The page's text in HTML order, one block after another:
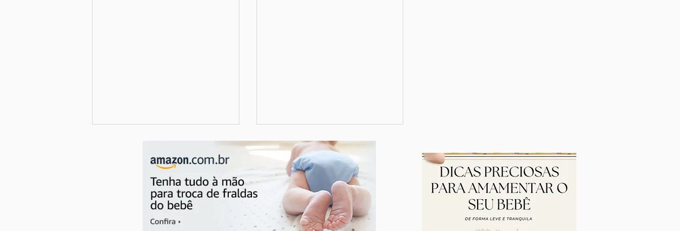
Como a alimentação na Seu mamilo rachou? Cuidados